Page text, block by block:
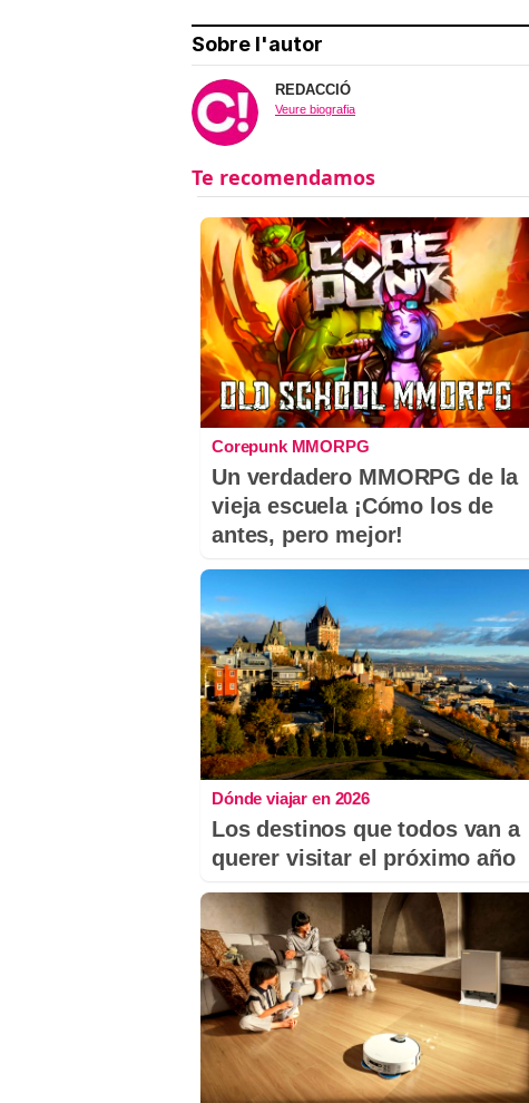
Sobre l'autor
REDACCIÓ
Veure biografia
Corepunk MMORPG
Un verdadero MMORPG de la
vieja escuela ¡Cómo los de
antes, pero mejor!
Dónde viajar en 2026
Los destinos que todos van a
querer visitar el próximo año